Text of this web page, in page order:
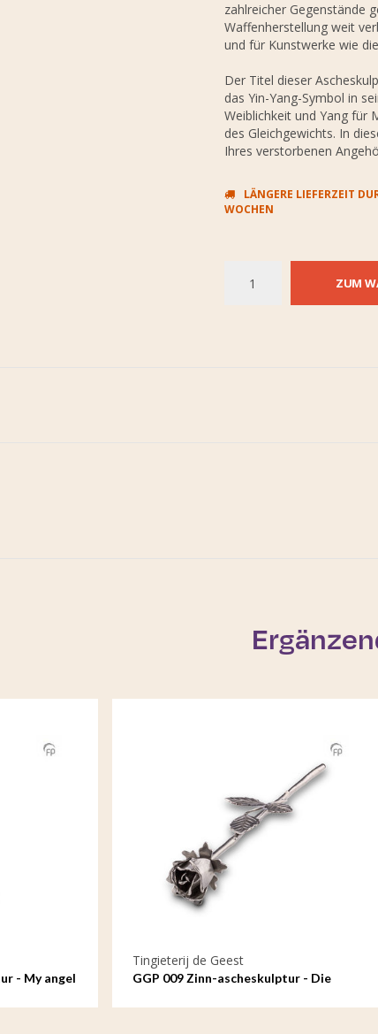
zahlreicher Gegenstände
Waffenherstellung weit
und für Kunstwerke wie
Der Titel dieser
das Yin-Yang-Symbol in
Weiblichkeit und Yang für
des Gleichgewichts. In
Ihres verstorbenen
LÄNGERE LIEFERZEIT
OCHEN
ZUM
- My angel
Tingieterij de Geest
GGP 009 Zinn-ascheskulptur - Die